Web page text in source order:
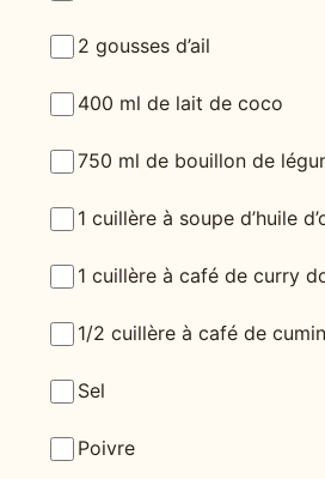
2 gousses d’ail
400 ml de lait de coco
750 ml de bouillon de
1 cuillère à soupe d’huile
1 cuillère à café de curry
1/2 cuillère à café de
Sel
Poivre